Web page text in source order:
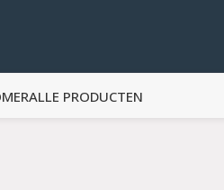
ALLE PRODUCTEN